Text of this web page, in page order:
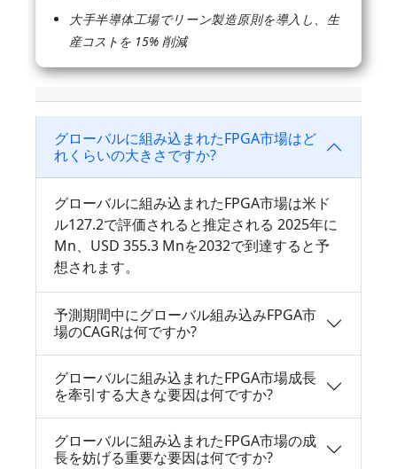
大手半導体工場でリーン製造原則を導入し、生
産コストを 15% 削減
グローバルに組み込まれたFPGA市場はど
れくらいの大きさですか?
グローバルに組み込まれたFPGA市場は米ド
ル127.2で評価されると推定される 2025年に
Mn、USD 355.3 Mnを2032で到達すると予
想されます。
予測期間中にグローバル組み込みFPGA市
場のCAGRは何ですか?
グローバルに組み込まれたFPGA市場成長
を牽引する大きな要因は何ですか?
グローバルに組み込まれたFPGA市場の成
長を妨げる重要な要因は何ですか?